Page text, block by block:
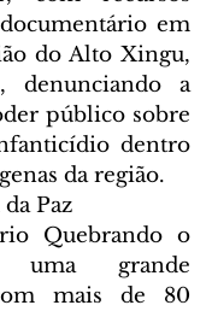
em
do Alto Xingu,
denunciando a
público sobre
dentro
da região.
Paz
Quebrando o
grande
mais de 80